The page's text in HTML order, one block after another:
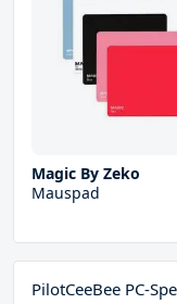
Magic By Zeko
Mauspad
PilotCeeBee PC-